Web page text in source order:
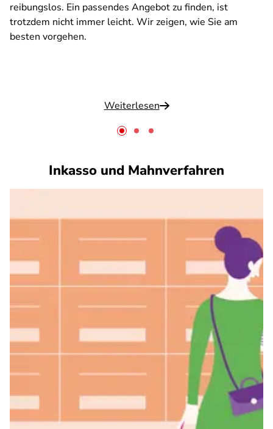
reibungslos. Ein passendes Angebot zu finden, ist
trotzdem nicht immer leicht. Wir zeigen, wie Sie am
besten vorgehen.
Weiterlesen
Inkasso und Mahnverfahren